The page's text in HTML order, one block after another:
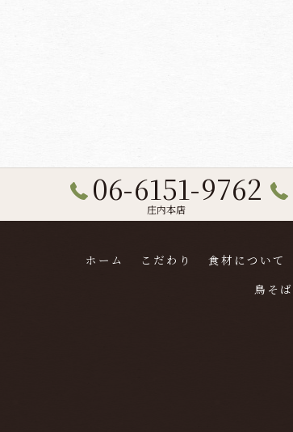
06-6151-9762
庄内本店
ホーム こだわり 食材について
鳥そば